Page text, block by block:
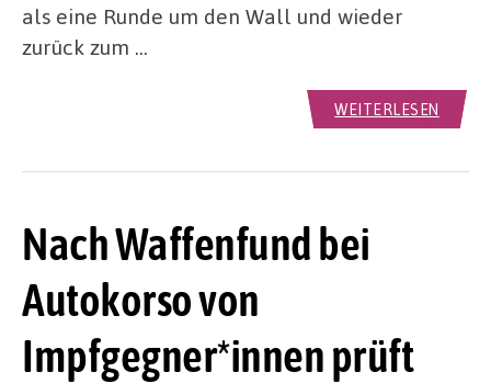
als eine Runde um den Wall und wieder
zurück zum …
WEITERLESEN
Nach Waffenfund bei
Autokorso von
Impfgegner*innen prüft